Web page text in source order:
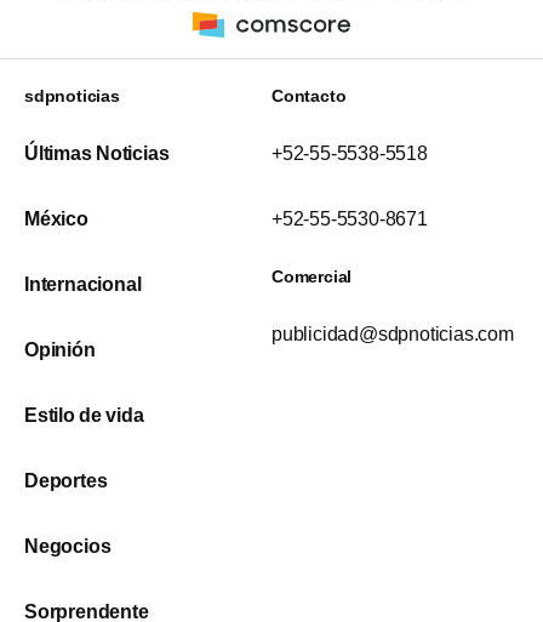
sdpnoticias
Últimas Noticias
México
Internacional
Opinión
Estilo de vida
Deportes
Negocios
Sorprendente
Contacto
+52-55-5538-5518
+52-55-5530-8671
Comercial
publicidad@sdpnoticias.com